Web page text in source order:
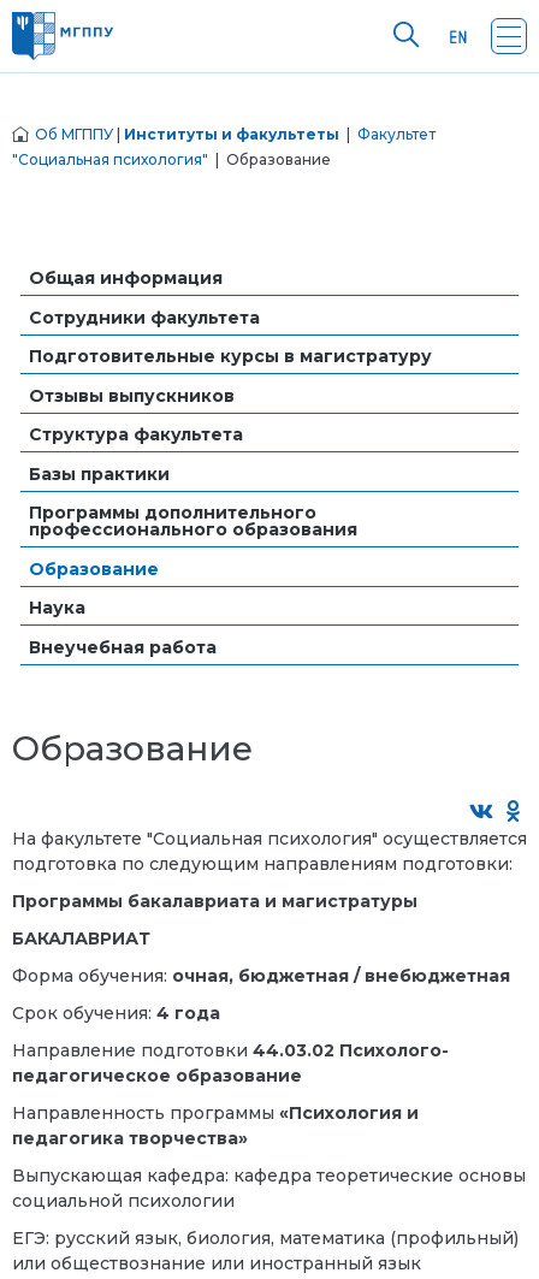
Об МГППУ Институты и факультеты
Факультет
"Социальная психология" | Образование
Общая информация
Сотрудники факультета
Подготовительные курсы в магистратуру
Отзывы выпускников
Структура факультета
Базы практики
Программы дополнительного
профессионального образования
Образование
Наука
Внеучебная работа
Образование
На факультете "Социальная психология" осуществляется
подготовка по следующим направлениям подготовки:
Программы бакалавриата и магистратуры
БАКАЛАВРИАТ
Форма обучения: очная, бюджетная / внебюджетная
Срок обучения: 4 года
Направление подготовки 44.03.02 Психолого-
педагогическое образование
Направленность программы «Психология и
педагогика творчества»
Выпускающая кафедра: кафедра теоретические основы
социальной психологии
ЕГЭ: русский язык, биология, математика (профильный)
или обществознание или иностранный язык